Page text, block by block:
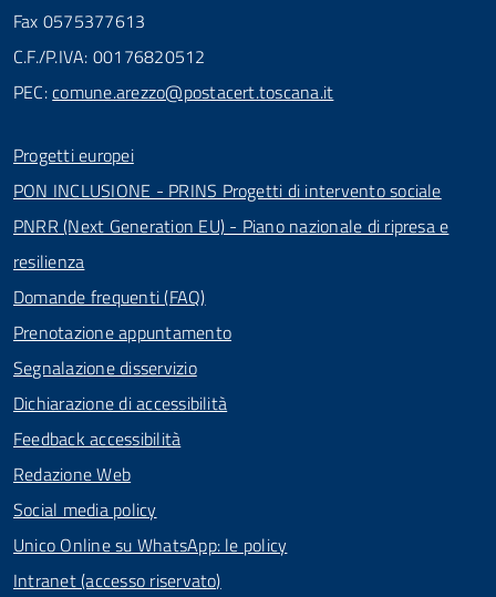
Fax 0575377613
C.F./P.IVA: 00176820512
PEC:comune.arezzo@postacert.toscana.it
Progetti europei
PON INCLUSIONE - PRINS Progetti di intervento sociale
PNRR (Next Generation EU) - Piano nazionale di ripresa e
resilienza
Domande frequenti (FAQ)
Prenotazione appuntamento
Segnalazione disservizio
Dichiarazione di accessibilità
Feedback accessibilità
Redazione Web
Social media policy
Unico Online su WhatsApp: le policy
Intranet (accesso riservato)